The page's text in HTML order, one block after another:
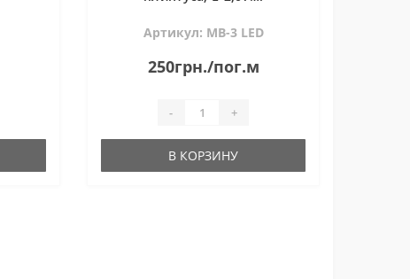
Артикул: МВ-3 LED
250грн./пог.м
- +
В КОРЗИНУ